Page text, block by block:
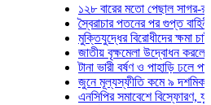
১২৮ বারের মতো পেছাল সাগর-রুনি
স্বৈরাচার পতনের পর গুপ্ত বাহিনীর
মুক্তিযুদ্ধের বিরোধীদের ক্ষমা চাইতে
জাতীয় বৃক্ষমেলা উদ্বোধন করলেন
টানা ভারী বর্ষণ ও পাহাড়ি ঢলে
জুনে মূল্যস্ফীতি কমে ৯ দশমিক ১৬
এনসিপির সমাবেশে বিস্ফোরণ,